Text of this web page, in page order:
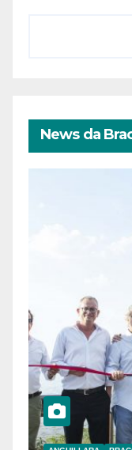
News da